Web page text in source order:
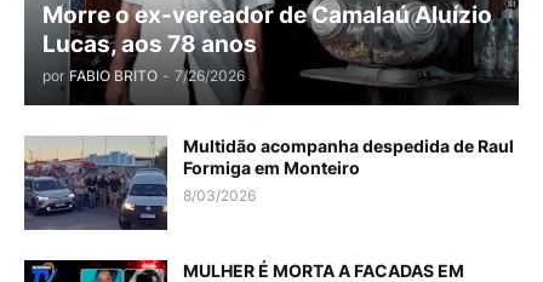
Morre o ex-vereador de Camalaú Aluízio
Lucas, aos 78 anos
por FABIO BRITO - 7/26/2026
Multidão acompanha despedida de Raul
Formiga em Monteiro
8/03/2026
MULHER É MORTA A FACADAS EM